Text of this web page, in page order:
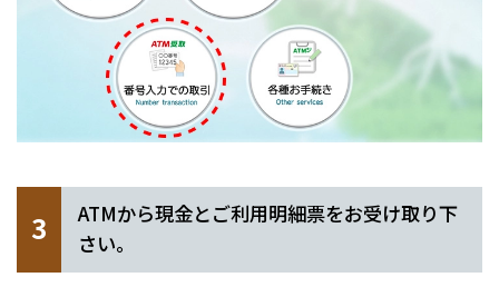
3
ATMから現金とご利用明細票をお受け取り下
さい。